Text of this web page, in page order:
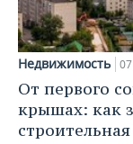
Недвижимость
От первого
крышах: как